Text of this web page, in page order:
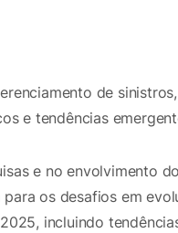
de
e tendências
e no envolvimento
os desafios em
incluindo